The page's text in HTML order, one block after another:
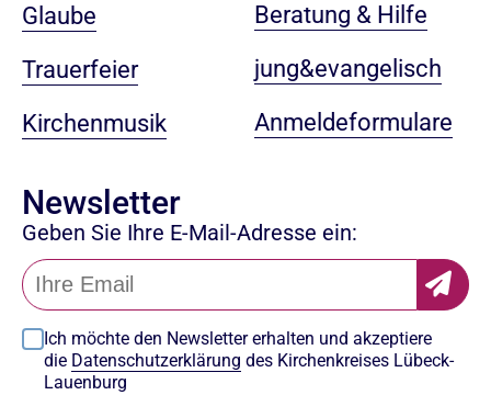
Glaube
Trauerfeier
Kirchenmusik
Beratung & Hilfe
jung&evangelisch
Anmeldeformulare
Newsletter
Geben Sie Ihre E-Mail-Adresse ein:
Ich möchte den Newsletter erhalten und akzeptiere
die Datenschutzerklärung des Kirchenkreises Lübeck-
Lauenburg